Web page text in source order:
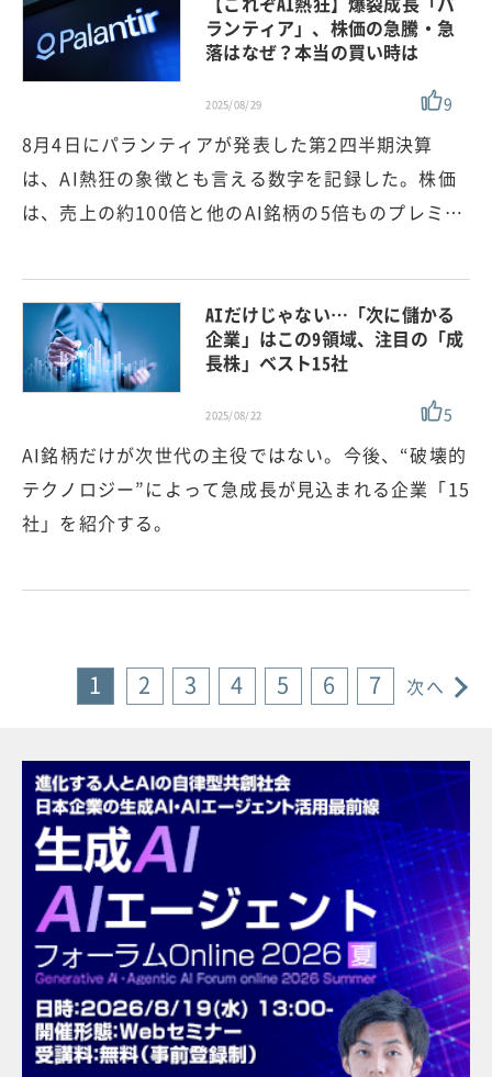
ランティア」、株価の急騰・急
落はなぜ？本当の買い時は
2025/08/29 9
8月4日にパランティアが発表した第2四半期決算
は、AI熱狂の象徴とも言える数字を記録した。株価
は、売上の約100倍と他のAI銘柄の5倍ものプレミ…
AIだけじゃない…「次に儲かる
企業」はこの9領域、注目の「成
長株」ベスト15社
2025/08/22 5
AI銘柄だけが次世代の主役ではない。今後、“破壊的
テクノロジー”によって急成長が見込まれる企業「15
社」を紹介する。
1 2 3 4 5 6 7 次へ